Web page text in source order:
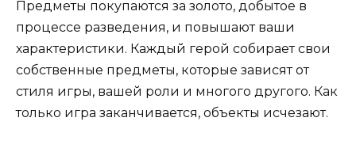
Предметы покупаются за золото, добытое в
процессе разведения, и повышают ваши
характеристики. Каждый герой собирает свои
собственные предметы, которые зависят от
стиля игры, вашей роли и многого другого. Как
только игра заканчивается, объекты исчезают.